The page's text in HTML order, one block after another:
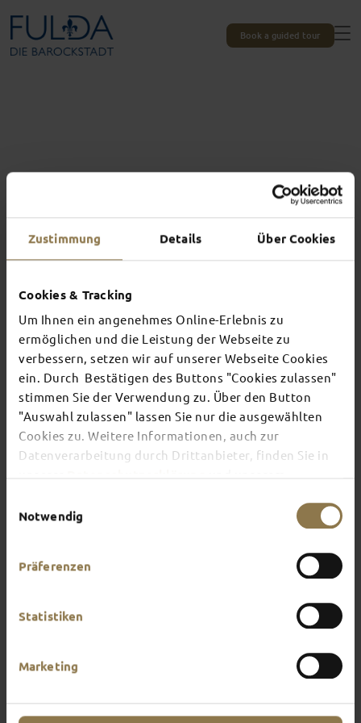
Zustimmung Details Über Cookies
Cookies & Tracking
Um Ihnen ein angenehmes Online-Erlebnis zu
ermöglichen und die Leistung der Webseite zu
verbessern, setzen wir auf unserer Webseite Cookies
ein. Durch Bestätigen des Buttons "Cookies zulassen"
stimmen Sie der Verwendung zu. Über den Button
"Auswahl zulassen" lassen Sie nur die ausgewählten
Cookies zu. Weitere Informationen, auch zur
Datenverarbeitung durch Drittanbieter, finden Sie in
Notwendig
Präferenzen
Statistiken
Marketing
Book a guided tour
Experiences unique to Fulda
TOP EVENTS
There's always something going on in Fulda:
whether it's a concert, a musical, a fun-filled
guided tour or a theatre performance – this is the